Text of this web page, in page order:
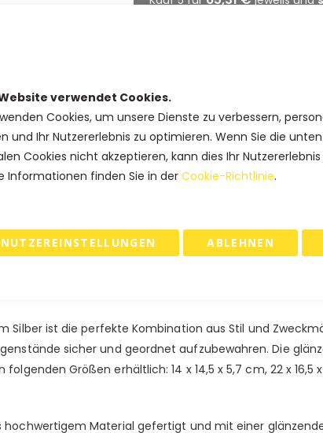
verwendet Cookies.
Cookies, um unsere Dienste zu verbessern,
und Ihr Nutzererlebnis zu optimieren. Wenn Sie die
Cookies nicht akzeptieren, kann dies Ihr
Informationen finden Sie in der Cookie-Richtlinie.
ABLEHNEN
IN DEN
Rot oder Schwarz - glänzend laminiert.
Silber ist die perfekte Kombination aus Stil und
sicher und geordnet aufzubewahren. Die
Größen erhältlich: 14 x 14,5 x 5,7 cm, 22 x 16,5 x
hochwertigem Material gefertigt und mit einer
& RETOURE